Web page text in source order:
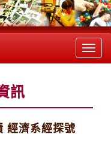
訊
經濟系經探號